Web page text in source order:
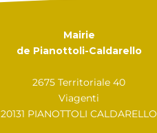
Mairie
de Pianottoli-Caldarello
2675 Territoriale 40
Viagenti
20131 PIANOTTOLI CALDARELLO